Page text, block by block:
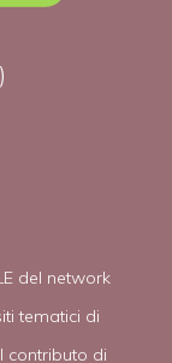
del network
tematici di
contributo di